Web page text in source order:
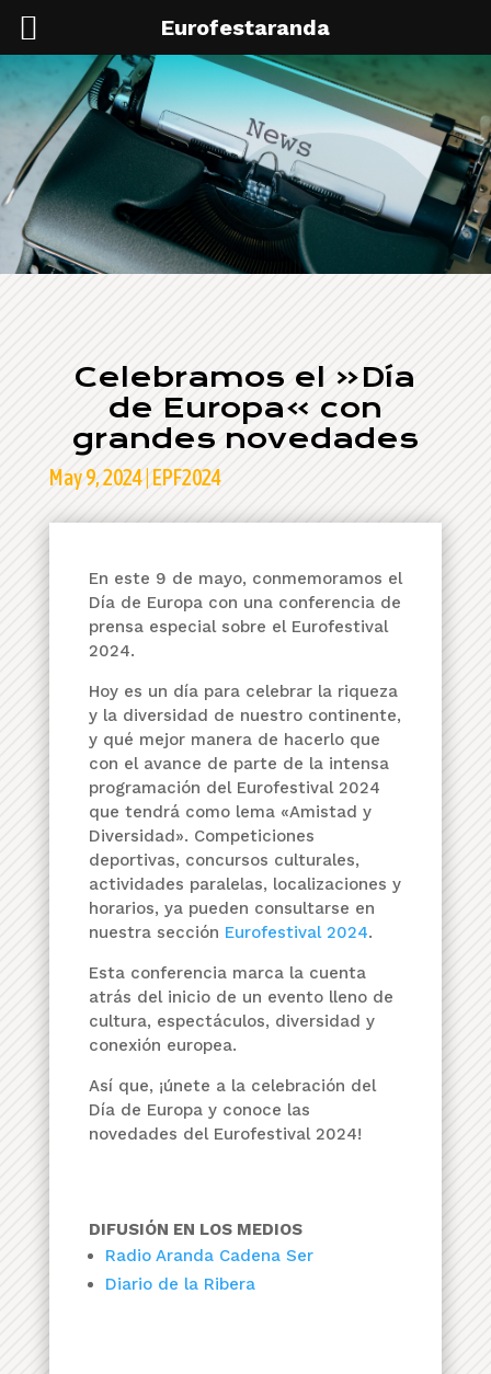
Celebramos el «Día
de Europa» con
grandes novedades
May 9, 2024| EPF2024
En este 9 de mayo, conmemoramos el
Día de Europa con una conferencia de
prensa especial sobre el Eurofestival
2024.
Hoy es un día para celebrar la riqueza
y la diversidad de nuestro continente,
y qué mejor manera de hacerlo que
con el avance de parte de la intensa
programación del Eurofestival 2024
que tendrá como lema «Amistad y
Diversidad». Competiciones
deportivas, concursos culturales,
actividades paralelas, localizaciones y
horarios, ya pueden consultarse en
nuestra sección Eurofestival 2024.
Esta conferencia marca la cuenta
atrás del inicio de un evento lleno de
cultura, espectáculos, diversidad y
conexión europea.
Así que, ¡únete a la celebración del
Día de Europa y conoce las
novedades del Eurofestival 2024!
DIFUSIÓN EN LOS MEDIOS
Radio Aranda Cadena Ser
Diario de la Ribera
Eurofestaranda